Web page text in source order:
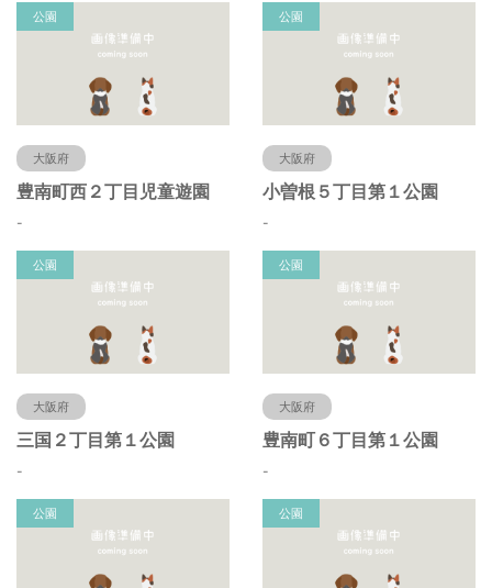
公園
大阪府
豊南町西２丁目児童遊園
-
公園
大阪府
小曽根５丁目第１公園
-
公園
大阪府
三国２丁目第１公園
-
公園
大阪府
豊南町６丁目第１公園
-
公園 公園